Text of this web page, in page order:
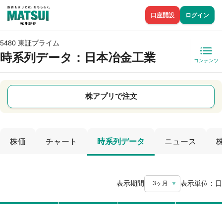
口座開設 ログイン
5480 東証プライム
時系列データ ：日本冶金工業 コンテンツ
株アプリで注文
株価 チャート 時系列データ ニュース
表示期間 3ヶ月 表示単位： 日